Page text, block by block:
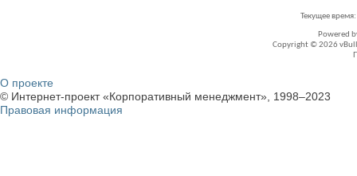
Текущее время:
Powered
Copyright © 2026
О проекте
© Интернет-проект «Корпоративный менеджмент», 1998–2023
Правовая информация